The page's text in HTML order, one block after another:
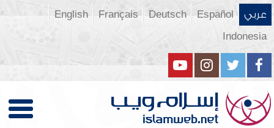
عربي Español
Deutsch
Français
English
Indonesia